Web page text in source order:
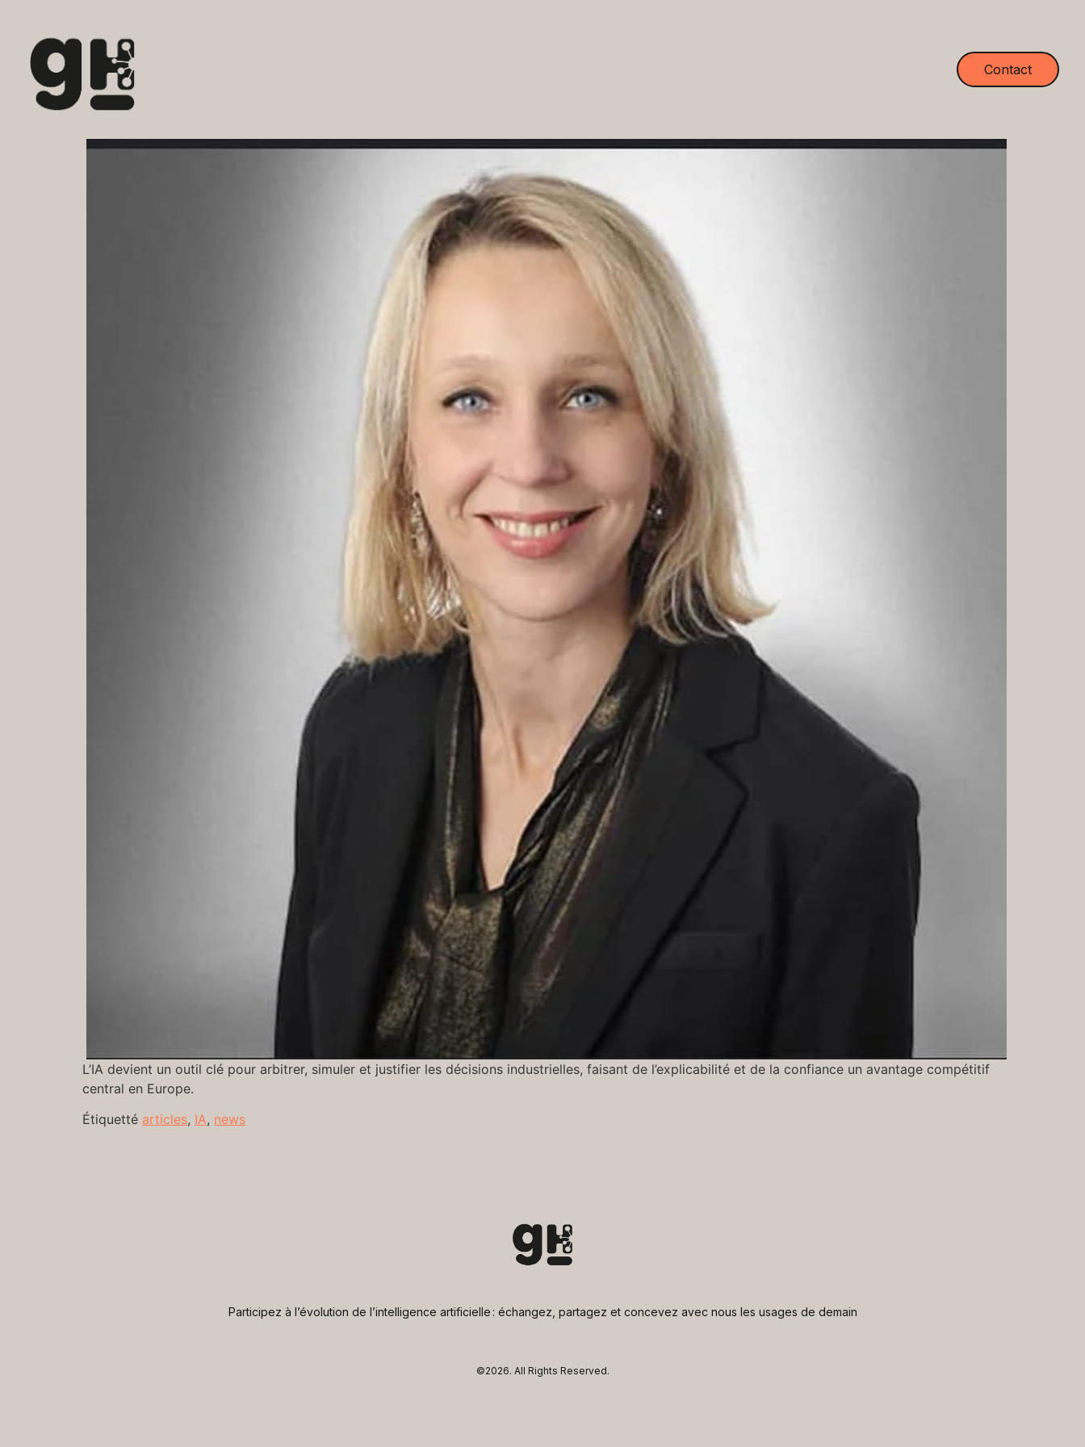
Contact
L’IA devient un outil clé pour arbitrer, simuler et justifier les décisions industrielles, faisant de l’explicabilité et de la confiance un avantage compétitif
central en Europe.
Étiquetté articles, IA, news
Participez à l’évolution de l’intelligence artificielle : échangez, partagez et concevez avec nous les usages de demain
©2026. All Rights Reserved.